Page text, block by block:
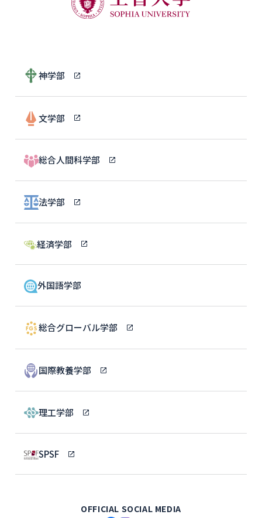
神学部
文学部
総合人間科学部
法学部
経済学部
外国語学部
総合グローバル学部
国際教養学部
理工学部
SPSF
OFFICIAL SOCIAL MEDIA